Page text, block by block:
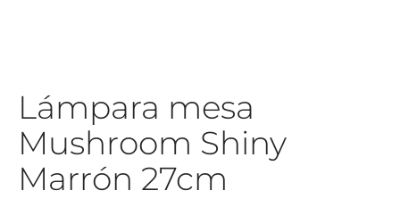
Lámpara mesa
Mushroom Shiny
Marrón 27cm